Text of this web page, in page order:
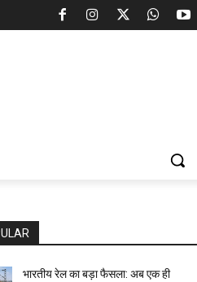
भारतीय रेल का बड़ा फैसला: अब एक ही